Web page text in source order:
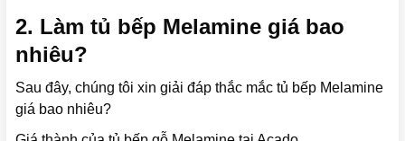
2. Làm tủ bếp Melamine giá bao
nhiêu?
Sau đây, chúng tôi xin giải đáp thắc mắc tủ bếp Melamine
giá bao nhiêu?